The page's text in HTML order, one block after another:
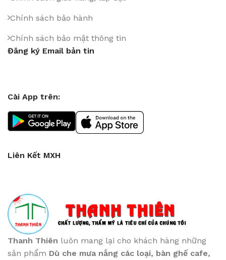
Chính sách bảo hành
Chính sách bảo mật thông tin
Đăng ký Email bản tin
Cài App trên:
Liên Kết MXH
Thanh Thiên luôn mang lại cho khách hàng những
sản phẩm Dù che mưa nắng các loại, bàn ghế cafe,